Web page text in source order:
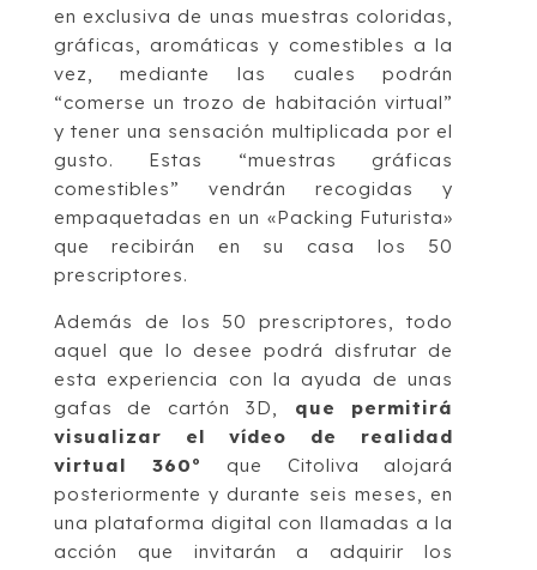
en exclusiva de unas muestras coloridas,
gráficas, aromáticas y comestibles a la
vez, mediante las cuales podrán
“comerse un trozo de habitación virtual”
y tener una sensación multiplicada por el
gusto. Estas “muestras gráficas
comestibles” vendrán recogidas y
empaquetadas en un «Packing Futurista»
que recibirán en su casa los 50
prescriptores.
Además de los 50 prescriptores, todo
aquel que lo desee podrá disfrutar de
esta experiencia con la ayuda de unas
gafas de cartón 3D, que permitirá
visualizar el vídeo de realidad
virtual 360º
que Citoliva alojará
posteriormente y durante seis meses, en
una plataforma digital con llamadas a la
acción que invitarán a adquirir los